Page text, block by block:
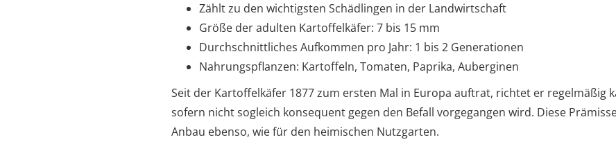
Zählt zu den wichtigsten Schädlingen in der Landwirtschaft
Größe der adulten Kartoffelkäfer: 7 bis 15 mm
Durchschnittliches Aufkommen pro Jahr: 1 bis 2 Generationen
Nahrungspflanzen: Kartoffeln, Tomaten, Paprika, Auberginen
Seit der Kartoffelkäfer 1877 zum ersten Mal in Europa auftrat, richtet er regelmäßig
sofern nicht sogleich konsequent gegen den Befall vorgegangen wird. Diese
Anbau ebenso, wie für den heimischen Nutzgarten.